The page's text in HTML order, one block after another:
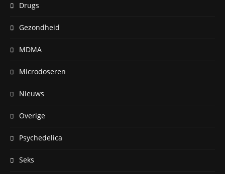
Drugs
Gezondheid
MDMA
Microdoseren
Nieuws
Overige
Psychedelica
Seks